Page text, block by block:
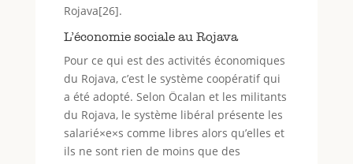
Rojava[26].
L’économie sociale au Rojava
Pour ce qui est des activités économiques
du Rojava, c’est le système coopératif qui
a été adopté. Selon Öcalan et les militants
du Rojava, le système libéral présente les
salarié×e×s comme libres alors qu’elles et
ils ne sont rien de moins que des